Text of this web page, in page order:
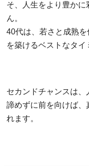
そ、人生をより豊か
ん。
40代は、若さと成熟
を築けるベストなタイ
セカンドチャンスは、
諦めずに前を向けば
れます。